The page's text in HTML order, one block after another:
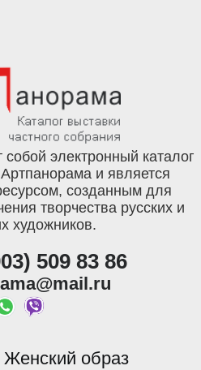
электронный каталог
и является
созданным для
творчества русских и
художников.
509 83 86
Женский образ